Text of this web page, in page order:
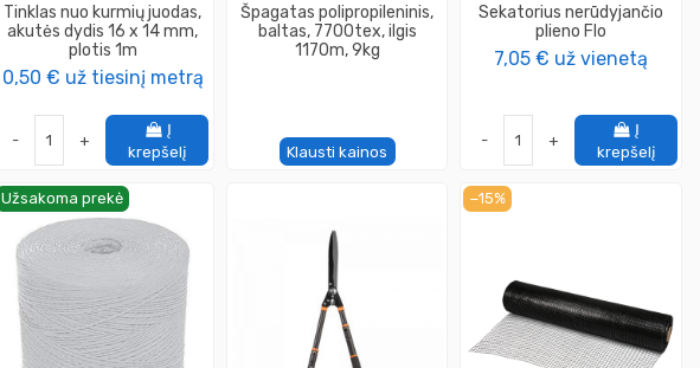
Tinklas nuo kurmių juodas,
akutės dydis 16 x 14 mm,
plotis 1m
0,50 € už tiesinį metrą
- +
Į
krepšelį
Špagatas polipropileninis,
baltas, 7700tex, ilgis
1170m, 9kg
Klausti kainos
Sekatorius nerūdyjančio
plieno Flo
7,05 € už vienetą
- +
Į
krepšelį
Užsakoma prekė −15%